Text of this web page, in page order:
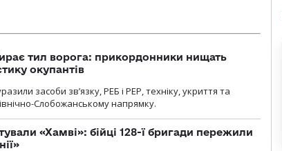
тил ворога: прикордонники нищать
окупантів
засоби зв’язку, РЕБ і РЕР, техніку, укриття та
Слобожанському напрямку.
«Хамві»: бійці 128-ї бригади пережили